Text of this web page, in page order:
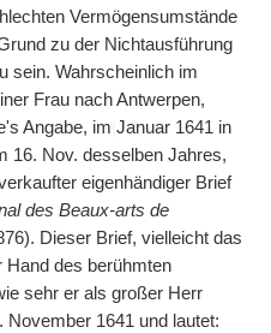
Vermögensumstände
zu der Nichtausführung
sein. Wahrscheinlich im
Frau nach Antwerpen,
Angabe, im Januar 1641 in
16. Nov. desselben Jahres,
eigenhändiger Brief
des Beaux-arts de
Dieser Brief, vielleicht das
Hand des berühmten
sehr er als großer Herr
1641 und lautet: